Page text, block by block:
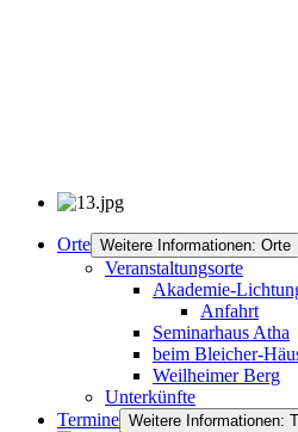
Orte Weitere Informationen: Orte
Veranstaltungsorte
Akademie-
Anfahrt
Seminarhaus Atha
beim Bleicher-
Weilheimer Berg
Unterkünfte
Termine Weitere Informationen: